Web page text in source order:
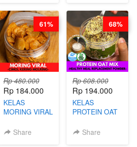
ARISUDANA
Rp 480.000
Rp 184.000
KELAS
MORING VIRAL
KERING
Share
61%
Rp 608.000
Rp 194.000
KELAS
PROTEIN OAT
MEALShare
68%